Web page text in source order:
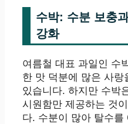
수박: 수분 보충
강화
여름철 대표 과일인 수
한 맛 덕분에 많은 사랑
있습니다. 하지만 수박
시원함만 제공하는 것
다. 수분이 많아 탈수를